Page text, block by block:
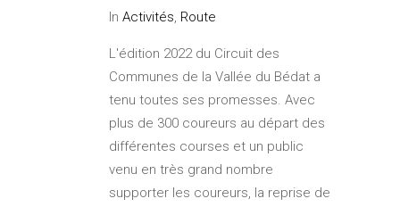
In Activités, Route
L'édition 2022 du Circuit des
Communes de la Vallée du Bédat a
tenu toutes ses promesses. Avec
plus de 300 coureurs au départ des
différentes courses et un public
venu en très grand nombre
supporter les coureurs, la reprise de